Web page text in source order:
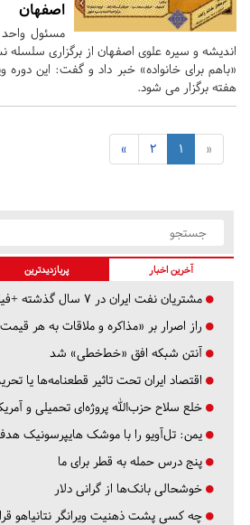
اصفهان
مسئول واحد
اندیشه و سیره علوی اصفهان از برگزاری
«باهم برای خانواده» خبر داد و گفت: این دوره
هفته برگزار می شود.
«
1
2
»
آخرین اخبار پربازدیدترین
مشتریان نفت ایران در ۷ سال گذشته +فیلم
راز اصرار بر «مذاکره و ملاقات به هر
آنتن شبکه افق «خط‌خطی» شد
اقتصاد ایران تحت تاثیر قطعنامه‌ها یا
خلع سلاح حزب‌الله پروژه‌ای تحمیلی و
یمن: تل‌آویو را با موشک هایپرسونیک هدف
پنج درس‌ حمله به قطر برای ما
خوشحالی بانک‌ها از گرانی دلار
چه کسی پشت ذهنیت ویرانگر نتانیاهو